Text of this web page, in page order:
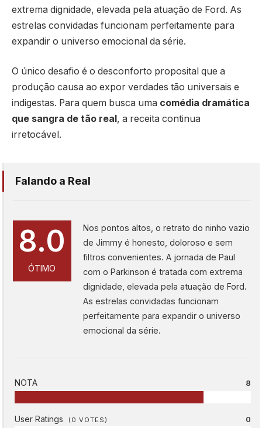
extrema dignidade, elevada pela atuação de Ford. As
estrelas convidadas funcionam perfeitamente para
expandir o universo emocional da série.
O único desafio é o desconforto proposital que a
produção causa ao expor verdades tão universais e
indigestas. Para quem busca uma comédia dramática
que sangra de tão real , a receita continua
irretocável.
Falando a Real
8.0
ÓTIMO
Nos pontos altos, o retrato do ninho vazio
de Jimmy é honesto, doloroso e sem
filtros convenientes. A jornada de Paul
com o Parkinson é tratada com extrema
dignidade, elevada pela atuação de Ford.
As estrelas convidadas funcionam
perfeitamente para expandir o universo
emocional da série.
NOTA 8
User Ratings (0 VOTES) 0